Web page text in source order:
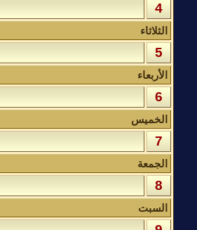
4
الثلاثاء
5
الأربعاء
6
الخميس
7
الجمعة
8
السبت